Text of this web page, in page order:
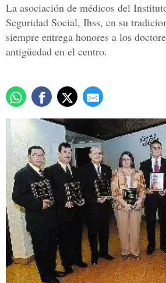
La asociación de médicos del
Seguridad Social, Ihss, en su
siempre entrega honores a los
antigüedad en el centro.